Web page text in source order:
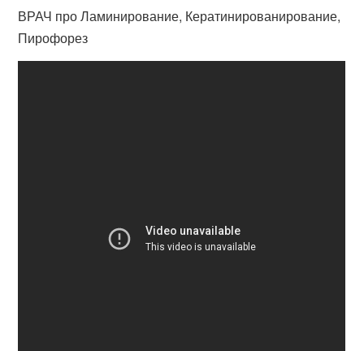
ВРАЧ про Ламинирование, Кератинированирование,
Пирофорез